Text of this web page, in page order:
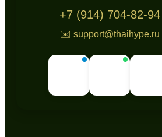
+7 (914) 704-82-94
✉️ support@thaihype.ru